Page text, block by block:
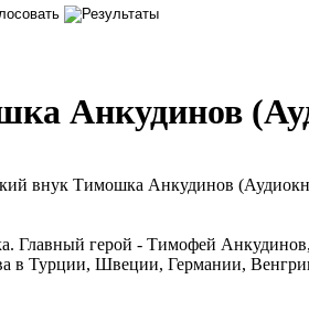
Анкудинов
герой - Тимофей Анкудинов,
Швеции, Германии,